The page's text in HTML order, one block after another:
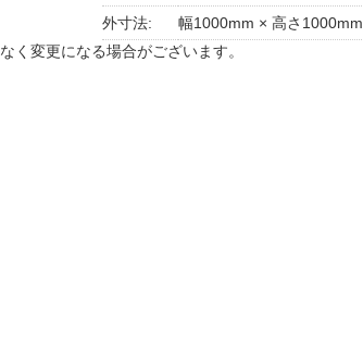
外寸法:
幅1000mm × 高さ1000mm
く変更になる場合がございます。